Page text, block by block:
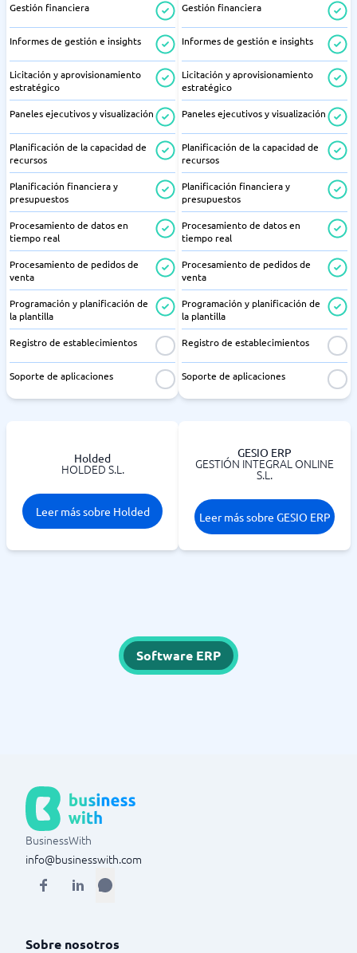
Gestión financiera
Informes de gestión e insights
Licitación y aprovisionamiento
estratégico
Paneles ejecutivos y visualización
Planificación de la capacidad de
recursos
Planificación financiera y
presupuestos
Procesamiento de datos en
tiempo real
Procesamiento de pedidos de
venta
Programación y planificación de
la plantilla
Registro de establecimientos
Soporte de aplicaciones
Gestión financiera
Informes de gestión e insights
Licitación y aprovisionamiento
estratégico
Paneles ejecutivos y visualización
Planificación de la capacidad de
recursos
Planificación financiera y
presupuestos
Procesamiento de datos en
tiempo real
Procesamiento de pedidos de
venta
Programación y planificación de
la plantilla
Registro de establecimientos
Soporte de aplicaciones
Holded
HOLDED S.L.
Leer más sobre Holded
GESIO ERP
GESTIÓN INTEGRAL ONLINE
S.L.
Leer más sobre GESIO ERP
Software ERP
BusinessWith
info@businesswith.com
Sobre nosotros